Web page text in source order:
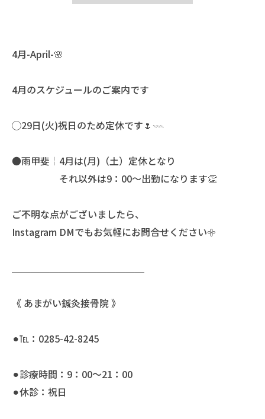
4月-April-🌸
4月のスケジュールのご案内です
◯29日(火)祝日のため定休です🌷𓇠
●雨甲斐￤4月は(月)（土）定休となり
それ以外は9：00〜出勤になります👏
ご不明な点がございましたら、
Instagram DMでもお気軽にお問合せください𖧷
《 あまがい鍼灸接骨院 》
⚫︎℡：0285-42-8245
⚫︎診療時間：9：00〜21：00
⚫︎休診：祝日